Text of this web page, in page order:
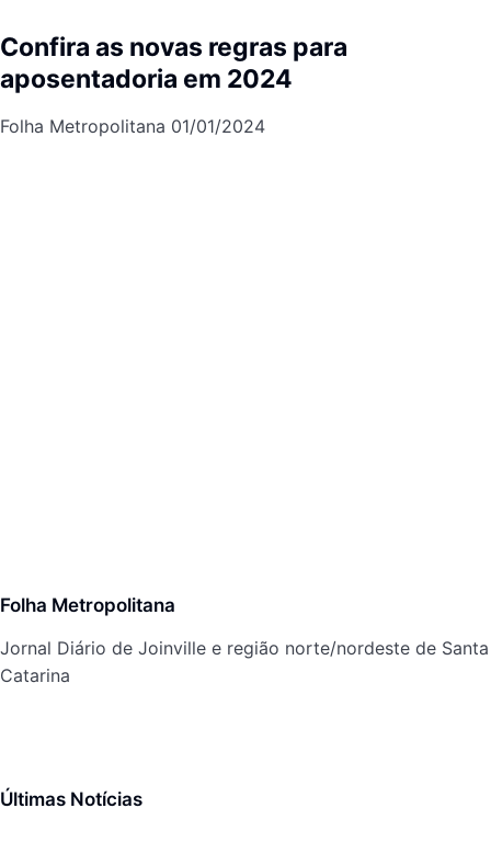
Confira as novas regras para
aposentadoria em 2024
Folha Metropolitana 01/01/2024
Folha Metropolitana
Jornal Diário de Joinville e região norte/nordeste de Santa
Catarina
Últimas Notícias